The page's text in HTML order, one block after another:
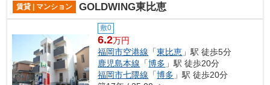
賃貸 | マンション GOLDWING東比恵
敷0
6.2万円
福岡市空港線 「東比恵 」駅 徒歩5分
鹿児島本線 「博多 」駅 徒歩20分
福岡市七隈線 「博多 」駅 徒歩20分